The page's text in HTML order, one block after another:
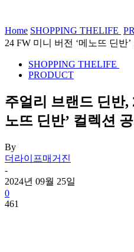
Home SHOPPING THELIFE
24 FW 미니 버전 ‘메노뜨 딘반
SHOPPING THELIFE
PRODUCT
주얼리 브랜드 딘반,
노뜨 딘반’ 컬렉션
By
더라이프매거진
-
2024년 09월 25일
0
461